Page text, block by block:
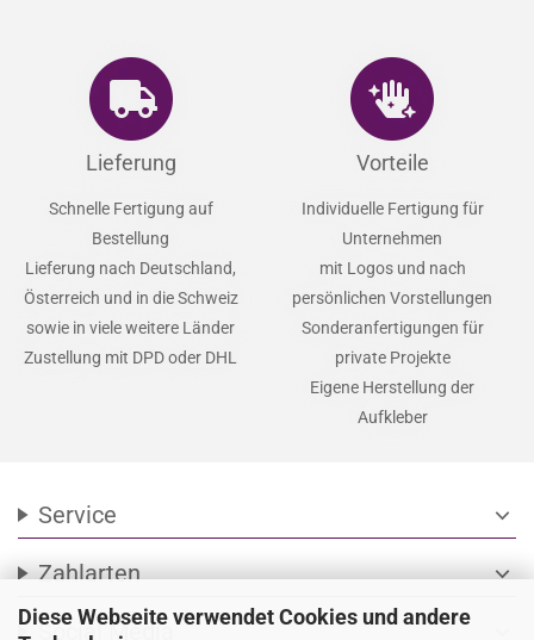
Diese Webseite verwendet Cookies und andere
Lieferung
Schnelle Fertigung auf
Bestellung
Lieferung nach Deutschland,
Österreich und in die Schweiz
sowie in viele weitere Länder
Zustellung mit DPD oder DHL
Vorteile
Individuelle Fertigung für
Unternehmen
mit Logos und nach
persönlichen Vorstellungen
Sonderanfertigungen für
private Projekte
Eigene Herstellung der
Aufkleber
Service expand_more
Zahlarten expand_more
Social Media